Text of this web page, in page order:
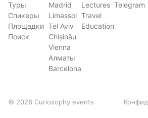
Туры
Спикеры
Площадки
Поиск
Madrid
Limassol
Tel Aviv
Chișinău
Vienna
Алматы
Barcelona
Lectures
Travel
Education
Telegram
© 2026 Curiosophy events